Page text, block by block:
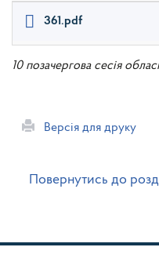
361.pdf
10 позачергова сесія
Версія для друку
Повернутись до